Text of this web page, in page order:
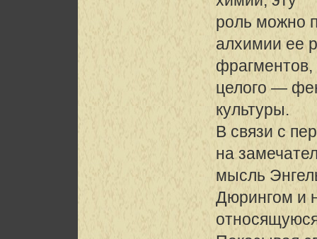
роль можно
алхимии ее
фрагментов,
целого —
культуры.
В связи с
на
мысль
Дюрингом и